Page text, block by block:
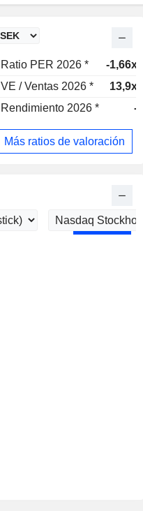
Ratio PER 2026 *
-1,66x
VE / Ventas 2026 *
13,9x
Rendimiento 2026 * -
Más ratios de valoración